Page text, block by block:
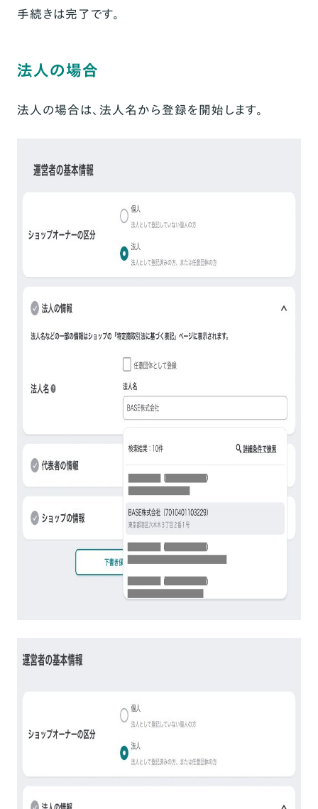
手続きは完了です。
法人の場合
法人の場合は、法人名から登録を開始します。